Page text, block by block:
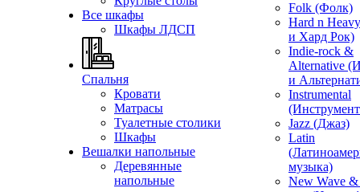
Все шкафы
Шкафы ЛДСП
Спальня
Кровати
Матрасы
Туалетные столики
Шкафы
Вешалки напольные
Деревянные
напольные
Folk (Фолк)
Hard n
и Хард Рок)
Indie-rock &
Alternative
и
Instrumental
Jazz (Джаз)
Latin
музыка)
New Wave